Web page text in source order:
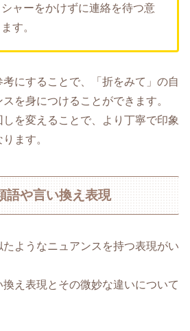
ャーをかけずに連絡を待つ意
す。
にすることで、「折をみて」の自
を身につけることができます。
を変えることで、より丁寧で印象
ます。
語や言い換え表現
たようなニュアンスを持つ表現がい
え表現とその微妙な違いについて